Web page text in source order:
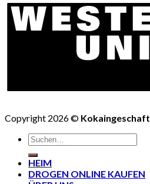
Copyright 2026 © Kokaingeschaft
HEIM
DROGEN ONLINE KAUFEN